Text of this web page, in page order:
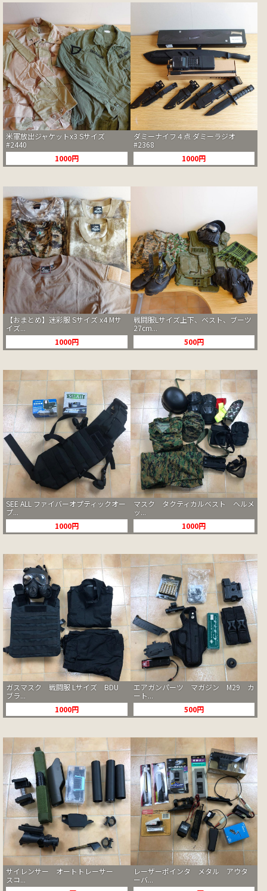
米軍放出ジャケットx3 Sサイズ
#2440
1000円
ダミーナイフ４点 ダミーラジオ
#2368
1000円
【おまとめ】迷彩服 Sサイズ x4 Mサ
イズ...
1000円
戦闘服Lサイズ上下、ベスト、ブーツ
27cm...
500円
SEE ALL ファイバーオプティックオー
プ...
1000円
マスク タクティカルベスト ヘルメ
ッ...
1000円
ガスマスク 戦闘服 Lサイズ BDU
ブラ...
1000円
エアガンパーツ マガジン M29 カ
ート...
500円
サイレンサー オートトレーサー
スコ...
レーザーポインタ メタル アウタ
ーバ...